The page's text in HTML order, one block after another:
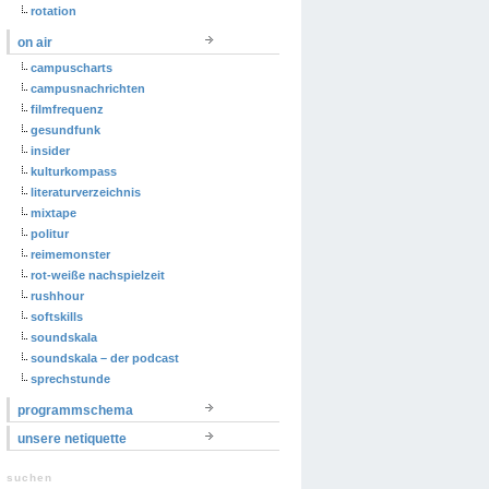
rotation
on air
campuscharts
campusnachrichten
filmfrequenz
gesundfunk
insider
kulturkompass
literaturverzeichnis
mixtape
politur
reimemonster
rot-weiße nachspielzeit
rushhour
softskills
soundskala
soundskala – der podcast
sprechstunde
programmschema
unsere netiquette
suchen